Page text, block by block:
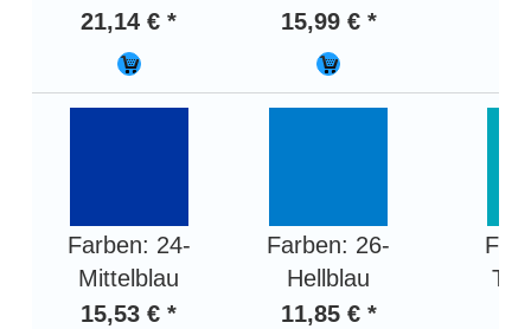
21,14 € *
15,99 € *
Farben: 24-
Mittelblau
15,53 € *
Farben: 26-
Hellblau
11,85 € *